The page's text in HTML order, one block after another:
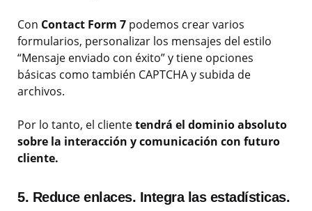
Con Contact Form 7 podemos crear varios
formularios, personalizar los mensajes del estilo
“Mensaje enviado con éxito” y tiene opciones
básicas como también CAPTCHA y subida de
archivos.
Por lo tanto, el clientetendrá el dominio absoluto
sobre la interacción y comunicación con futuro
cliente.
5. Reduce enlaces. Integra las estadísticas.